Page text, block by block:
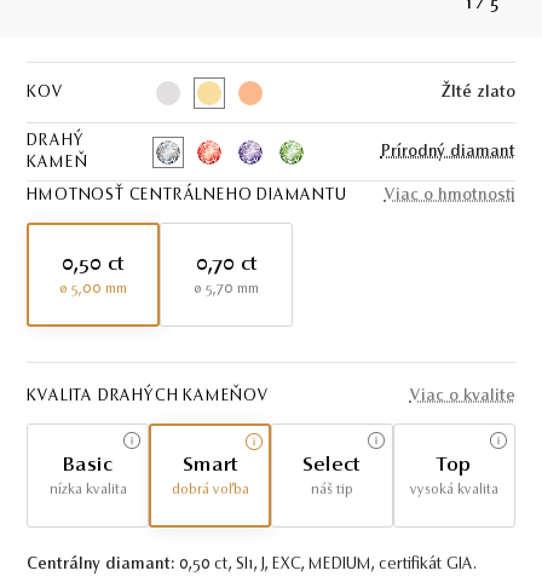
1 / 5
KOV Žlté zlato
DRAHÝ
KAMEŇ
Prírodný diamant
HMOTNOSŤ CENTRÁLNEHO DIAMANTU Viac o hmotnosti
0,50 ct
ø 5,00 mm
0,70 ct
ø 5,70 mm
KVALITA DRAHÝCH KAMEŇOV Viac o kvalite
Basic
nízka kvalita
Smart
dobrá voľba
Select
náš tip
Top
vysoká kvalita
Centrálny diamant: 0,50 ct, SI1, J, EXC, MEDIUM, certifikát GIA.